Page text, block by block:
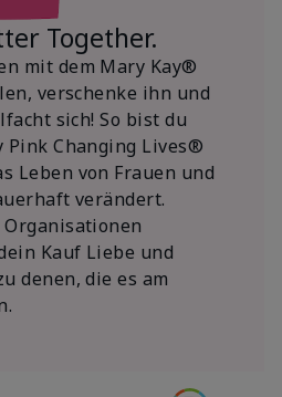
Together.
mit dem Mary Kay®
verschenke ihn und
sich! So bist du
Pink Changing Lives®
Leben von Frauen und
verändert.
Kauf Liebe und
denen, die es am